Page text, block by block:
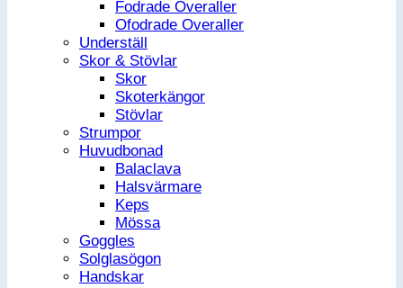
Fodrade Overaller
Ofodrade Overaller
Underställ
Skor & Stövlar
Skor
Skoterkängor
Stövlar
Strumpor
Huvudbonad
Balaclava
Halsvärmare
Keps
Mössa
Goggles
Solglasögon
Handskar